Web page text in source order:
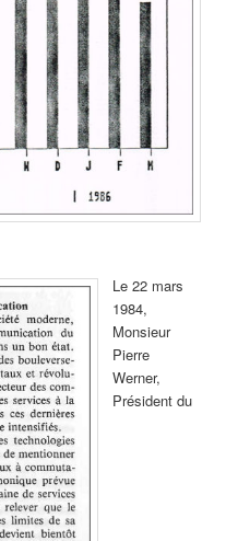
Le 22 mars
1984,
Monsieur
Pierre
Werner,
Président du